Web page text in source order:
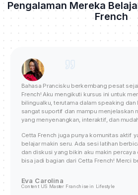
Pengalaman Mereka
French
Bahasa Prancisku berkembang pesat
French! Aku mengikuti kursus ini untuk
bilingualku, terutama dalam speaking
sangat suportif dan mampu menjelaskan
yang menyenangkan, interaktif, dan
Cetta French juga punya komunitas aktif
belajar makin seru. Ada sesi latihan
dan diskusi yang bikin aku makin percaya
bisa jadi bagian dari Cetta French! Merci
Eva Carolina
Content US Master Franchise in Lifestyle